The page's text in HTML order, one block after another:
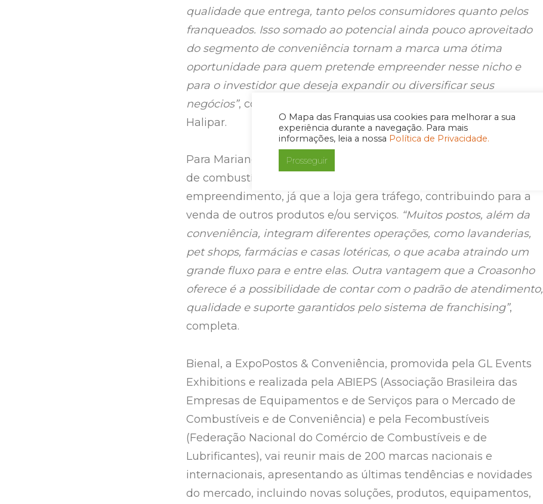
O Mapa das Franquias usa cookies para melhorar a sua
experiência durante a navegação. Para mais
informações, leia a nossa Política de Privacidade.
Prosseguir
qualidade que entrega, tanto pelos consumidores quanto pelos
franqueados. Isso somado ao potencial ainda pouco aproveitado
do segmento de conveniência tornam a marca uma ótima
oportunidade para quem pretende empreender nesse nicho e
para o investidor que deseja expandir ou diversificar seus
negócios”, comenta Jorge Mariano, gerente de expansão da
Halipar.
Para Mariano, a implantação de uma franquia da rede em posto
de combustíveis agrega no faturamento total do
empreendimento, já que a loja gera tráfego, contribuindo para a
venda de outros produtos e/ou serviços. “Muitos postos, além da
conveniência, integram diferentes operações, como lavanderias,
pet shops, farmácias e casas lotéricas, o que acaba atraindo um
grande fluxo para e entre elas. Outra vantagem que a Croasonho
oferece é a possibilidade de contar com o padrão de atendimento,
qualidade e suporte garantidos pelo sistema de franchising”,
completa.
Bienal, a ExpoPostos & Conveniência, promovida pela GL Events
Exhibitions e realizada pela ABIEPS (Associação Brasileira das
Empresas de Equipamentos e de Serviços para o Mercado de
Combustíveis e de Conveniência) e pela Fecombustíveis
(Federação Nacional do Comércio de Combustíveis e de
Lubrificantes), vai reunir mais de 200 marcas nacionais e
internacionais, apresentando as últimas tendências e novidades
do mercado, incluindo novas soluções, produtos, equipamentos,